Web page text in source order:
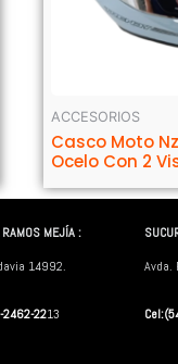
ACCESORIOS
Casco Moto
Ocelo Con 2
MEJÍA :
14992.
2462-2213
Avda.